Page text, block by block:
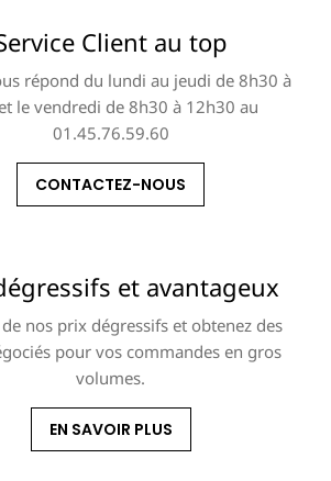
Client au top
répond du lundi au jeudi de 8h30 à
le vendredi de 8h30 à 12h30 au
01.45.76.59.60
CONTACTEZ-NOUS
et avantageux
nos prix dégressifs et obtenez des
pour vos commandes en gros
volumes.
EN SAVOIR PLUS